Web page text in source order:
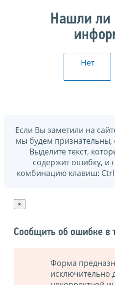
Нашли
Нет
Если Вы заметили на
мы будем
Выделите текст,
содержит ошибку, и
комбинацию клавиш:
×
Сообщить об ошибке в
Форма
исключительно